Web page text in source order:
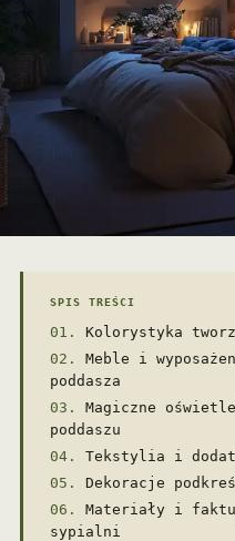
SPIS TREŚCI
Kolorystyka
Meble i
poddasza
Magiczne
poddaszu
Tekstylia i
Dekoracje
Materiały i
sypialni